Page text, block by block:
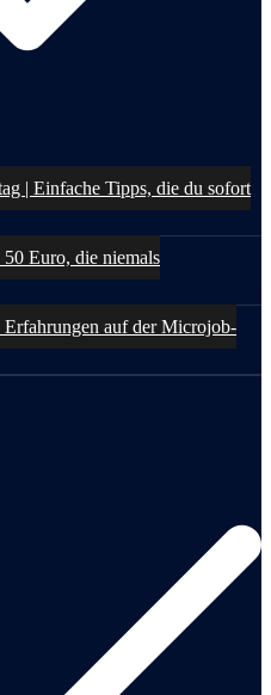
| Einfache Tipps, die du sofort
Euro, die niemals
auf der Microjob-